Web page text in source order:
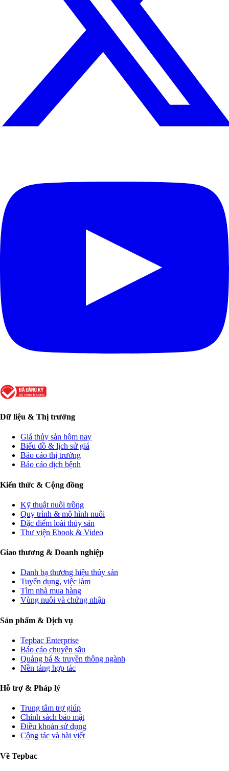
Dữ liệu & Thị trường
Giá thủy sản hôm nay
Biểu đồ & lịch sử giá
Báo cáo thị trường
Báo cáo dịch bệnh
Kiến thức & Cộng đồng
Kỹ thuật nuôi trồng
Quy trình & mô hình nuôi
Đặc điểm loài thủy sản
Thư viện Ebook & Video
Giao thương & Doanh nghiệp
Danh bạ thương hiệu thủy sản
Tuyển dụng, việc làm
Tìm nhà mua hàng
Vùng nuôi và chứng nhận
Sản phẩm & Dịch vụ
Tepbac Enterprise
Báo cáo chuyên sâu
Quảng bá & truyền thông ngành
Nền tảng hợp tác
Hỗ trợ & Pháp lý
Trung tâm trợ giúp
Chính sách bảo mật
Điều khoản sử dụng
Cộng tác và bài viết
Về Tepbac